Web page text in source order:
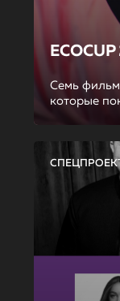
Семь
которые